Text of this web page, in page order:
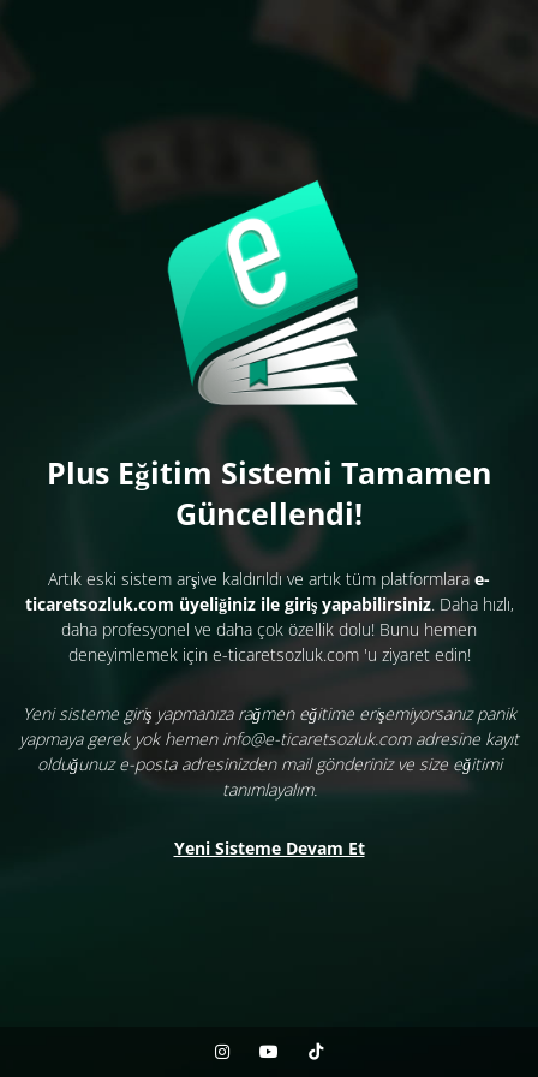
Plus Eğitim Sistemi Tamamen
Güncellendi!
Artık eski sistem arşive kaldırıldı ve artık tüm platformlara e-
ticaretsozluk.com üyeliğiniz ile giriş yapabilirsiniz. Daha hızlı,
daha profesyonel ve daha çok özellik dolu! Bunu hemen
deneyimlemek için e-ticaretsozluk.com 'u ziyaret edin!
Yeni sisteme giriş yapmanıza rağmen eğitime erişemiyorsanız panik
yapmaya gerek yok hemen info@e-ticaretsozluk.com adresine kayıt
olduğunuz e-posta adresinizden mail gönderiniz ve size eğitimi
tanımlayalım.
Yeni Sisteme Devam Et